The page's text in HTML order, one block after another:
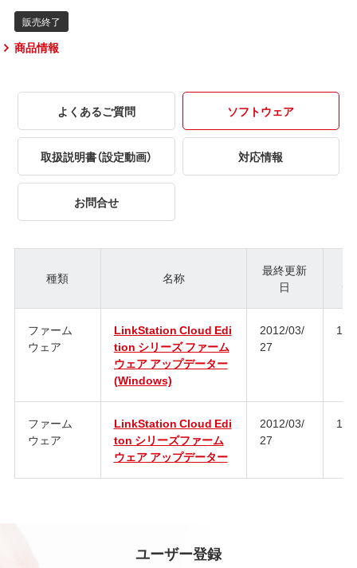
商品情報
よくあるご質問 ソフトウェア
取扱説明書（設定動画） 対応情報
お問合せ
種類 名称
最終更新
日
ジ
ファーム
ウェア
LinkStation Cloud Edi
tion シリーズ ファーム
ウェア アップデーター
(Windows)
2012/03/
27
ファーム
ウェア
LinkStation Cloud Edi
ton シリーズファーム
ウェア アップデーター
2012/03/
27
ユーザー登録